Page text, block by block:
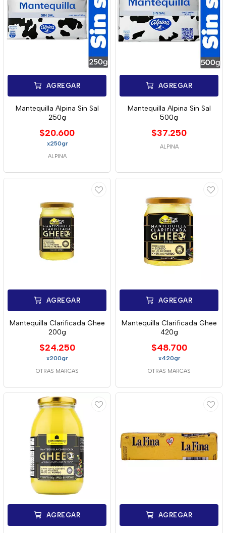
AGREGAR
Mantequilla Alpina Sin Sal
250g
$20.600
x250gr
ALPINA
AGREGAR
Mantequilla Alpina Sin Sal
500g
$37.250
ALPINA
AGREGAR
Mantequilla Clarificada Ghee
200g
$24.250
x200gr
OTRAS MARCAS
AGREGAR
Mantequilla Clarificada Ghee
420g
$48.700
x420gr
OTRAS MARCAS
AGREGAR AGREGAR